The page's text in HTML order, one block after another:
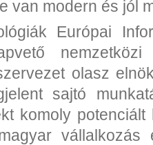
van modern és jól
Európai
olasz
sajtó
komoly potenciált
vállalkozás